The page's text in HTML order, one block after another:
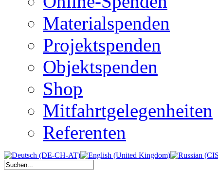
Materialspenden
Projektspenden
Objektspenden
Shop
Mitfahrtgelegenheiten
Referenten